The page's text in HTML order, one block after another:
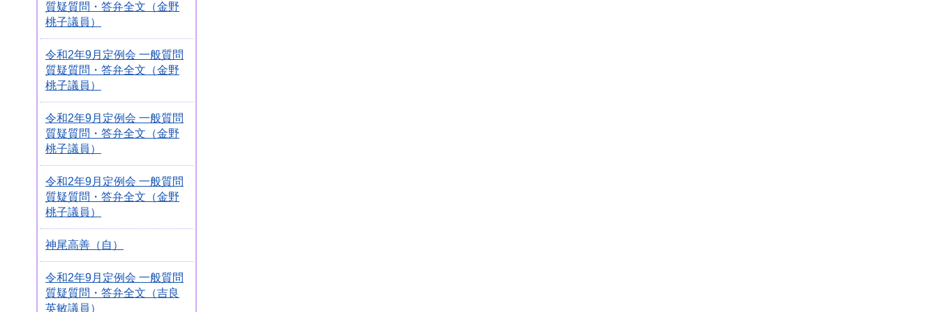
質疑質問・答弁全文（金野
桃子議員）
令和2年9月定例会 一般質問
質疑質問・答弁全文（金野
桃子議員）
令和2年9月定例会 一般質問
質疑質問・答弁全文（金野
桃子議員）
令和2年9月定例会 一般質問
質疑質問・答弁全文（金野
桃子議員）
神尾高善（自）
令和2年9月定例会 一般質問
質疑質問・答弁全文（吉良
英敏議員）